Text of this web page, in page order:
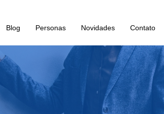
Blog Personas Novidades Contato